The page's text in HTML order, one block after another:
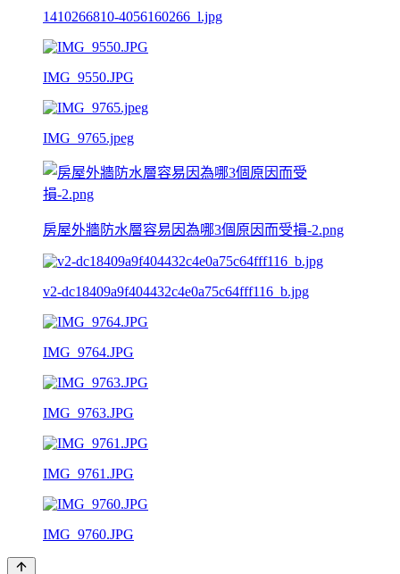
1410266810-4056160266_l.jpg
IMG_9550.JPG
IMG_9765.jpeg
房屋外牆防水層容易因為哪3個原因而受損-2.png
v2-dc18409a9f404432c4e0a75c64fff116_b.jpg
IMG_9764.JPG
IMG_9763.JPG
IMG_9761.JPG
IMG_9760.JPG